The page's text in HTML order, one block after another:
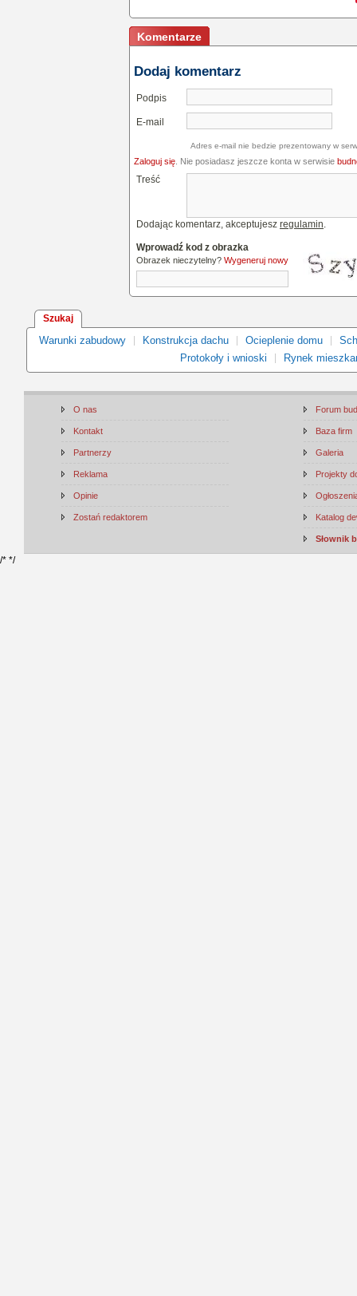
Komentarze
Dodaj komentarz
Podpis
E-mail
Adres e-mail nie bedzie prezentowany w
Zaloguj się . Nie posiadasz jeszcze konta w serwisie
Treść
Dodając komentarz, akceptujesz regulamin.
Wprowadź kod z obrazka
Obrazek nieczytelny? Wygeneruj nowy
Szukaj
Warunki zabudowy Konstrukcja dachu Ocieplenie domu
Protokoły i wnioski
Rynek
O nas
Kontakt
Partnerzy
Reklama
Opinie
Zostań redaktorem
Forum
Baza firm
Galeria
Projekty
Katalog
Słownik
/* */